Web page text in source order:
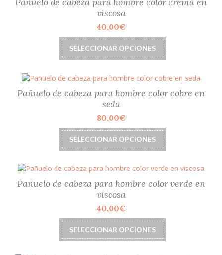
Pañuelo de cabeza para hombre color crema en
viscosa
40,00€
SELECCIONAR OPCIONES
Este
producto
tiene
variantes.
Las
elegir
en
la
de
producto
Pañuelo de cabeza para hombre color cobre en
seda
80,00€
SELECCIONAR OPCIONES
Este
producto
tiene
variantes.
Las
elegir
en
la
Pañuelo de cabeza para hombre color verde en
viscosa
40,00€
SELECCIONAR OPCIONES
Este
producto
tiene